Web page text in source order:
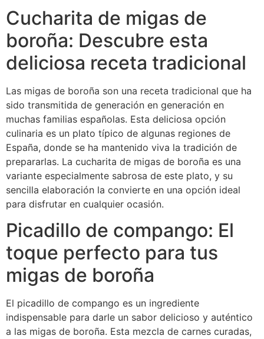
Cucharita de migas de
boroña: Descubre esta
deliciosa receta tradicional
Las migas de boroña son una receta tradicional que ha
sido transmitida de generación en generación en
muchas familias españolas. Esta deliciosa opción
culinaria es un plato típico de algunas regiones de
España, donde se ha mantenido viva la tradición de
prepararlas. La cucharita de migas de boroña es una
variante especialmente sabrosa de este plato, y su
sencilla elaboración la convierte en una opción ideal
para disfrutar en cualquier ocasión.
Picadillo de compango: El
toque perfecto para tus
migas de boroña
El picadillo de compango es un ingrediente
indispensable para darle un sabor delicioso y auténtico
a las migas de boroña. Esta mezcla de carnes curadas,